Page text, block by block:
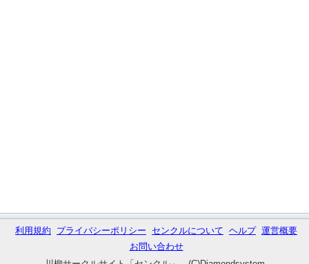
利用規約 プライバシーポリシー センクルについて ヘルプ 運営概要
お問い合わせ